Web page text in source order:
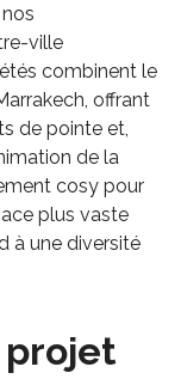
ville
combinent le
offrant
de pointe et,
de la
cosy pour
plus vaste
à une diversité
projet